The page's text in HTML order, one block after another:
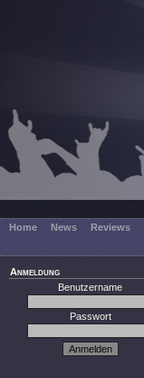
Home News Reviews
Anmeldung
Benutzername
Passwort